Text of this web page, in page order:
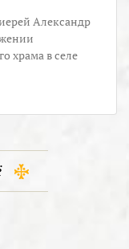
Александр
храма в селе